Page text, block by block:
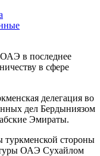
ОАЭ в последнее
в сфере
делегация во
дел Бердыниязом
Эмираты.
туркменской стороны
ОАЭ Сухайлом